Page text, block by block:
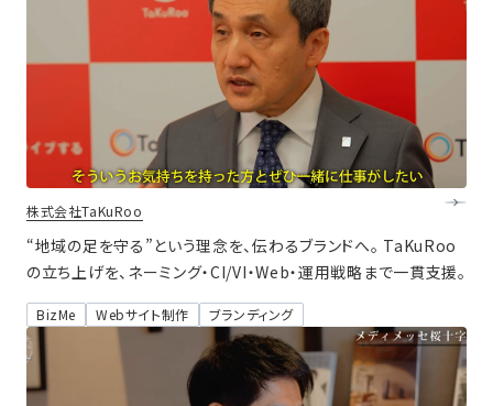
株式会社TaKuRoo
“地域の足を守る”という理念を、伝わるブランドへ。 TaKuRoo
の立ち上げを、ネーミング・CI/VI・Web・運用戦略まで一貫支援。
BizMe Webサイト制作 ブランディング